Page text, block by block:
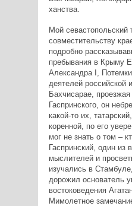
ханства.
Мой севастопольский
совместительству
подробно
пребывания в Крыму
Александра I,
деятелей российской
Бахчисарае,
Гаспринского, он
какой-то их,
коренной, по его
мог не знать о том –
Гаспринский, один из
мыслителей и
изучались в
дорожил основатель
востоковедения
Мимолетное